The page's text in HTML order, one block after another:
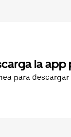
la app
para descargar